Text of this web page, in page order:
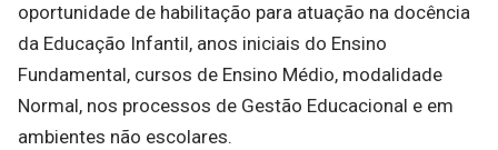
oportunidade de habilitação para atuação na docência
da Educação Infantil, anos iniciais do Ensino
Fundamental, cursos de Ensino Médio, modalidade
Normal, nos processos de Gestão Educacional e em
ambientes não escolares.